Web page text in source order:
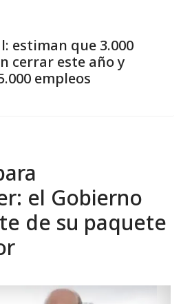
estiman que 3.000
cerrar este año y
empleos
el Gobierno
de su paquete